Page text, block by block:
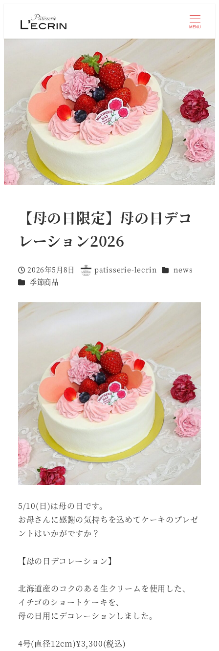
MENU
【母の日限定】母の日デコ
レーション2026
投稿日
2026年5月8日
著
patisserie-lecrin カテゴリー
news
カテゴリー
季節商品
5/10(日)は母の日です。
お母さんに感謝の気持ちを込めてケーキのプレゼ
ントはいかがですか？
【母の日デコレーション】
北海道産のコクのある生クリームを使用した、
イチゴのショートケーキを、
母の日用にデコレーションしました。
4号(直径12cm)¥3,300(税込)